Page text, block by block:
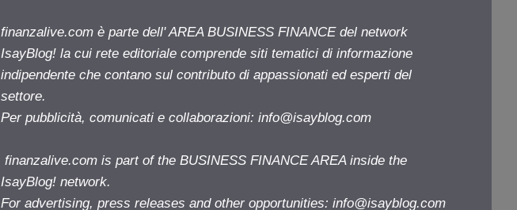
finanzalive.com è parte dell' AREA BUSINESS FINANCE del network
IsayBlog! la cui rete editoriale comprende siti tematici di informazione
indipendente che contano sul contributo di appassionati ed esperti del
settore.
Per pubblicità, comunicati e collaborazioni: info@isayblog.com
finanzalive.com is part of the BUSINESS FINANCE AREA inside the
IsayBlog! network.
For advertising, press releases and other opportunities: info@isayblog.com